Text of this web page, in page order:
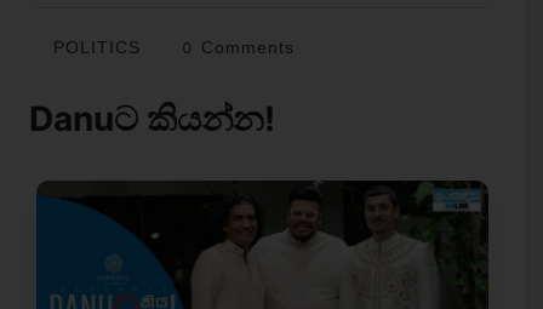
POLITICS 0 Comments